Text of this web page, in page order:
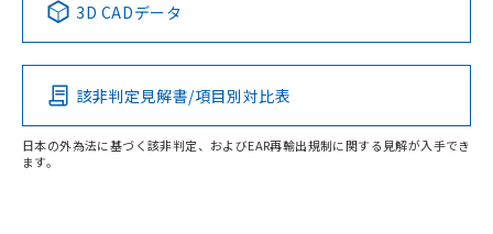
この製品の規格認証/適合状況ページへ
その他の認証はこちらのページからご検索ください
3D CADデータ
該非判定見解書/項目別対比表
日本の外為法に基づく該非判定、およびEAR再輸出規制に関する見解が入手でき
ます。